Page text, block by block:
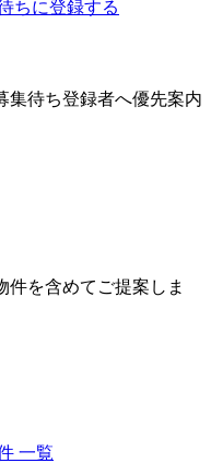
ちに登録する
集待ち登録者へ優先案内
件を含めてご提案しま
一覧